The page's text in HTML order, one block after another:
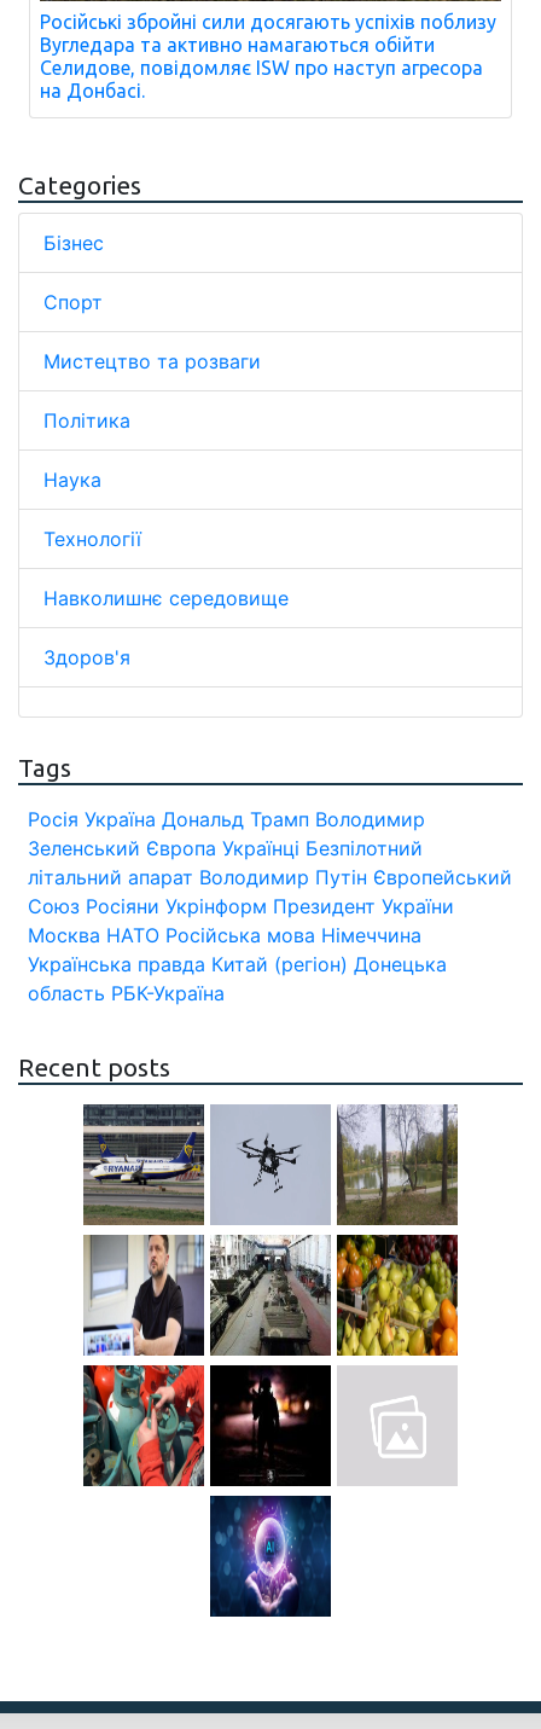
Російські збройні сили досягають успіхів поблизу
Вугледара та активно намагаються обійти
Селидове, повідомляє ISW про наступ агресора
на Донбасі.
Categories
Бізнес
Спорт
Мистецтво та розваги
Політика
Наука
Технології
Навколишнє середовище
Здоров'я
Tags
Росія Україна Дональд Трамп Володимир
Зеленський Європа Українці Безпілотний
літальний апарат Володимир Путін Європейський
Союз Росіяни Укрінформ Президент України
Москва НАТО Російська мова Німеччина
Українська правда Китай (регіон) Донецька
область РБК-Україна
Recent posts